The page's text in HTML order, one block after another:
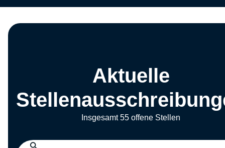
Aktuelle
Insgesamt 55 offene Stellen